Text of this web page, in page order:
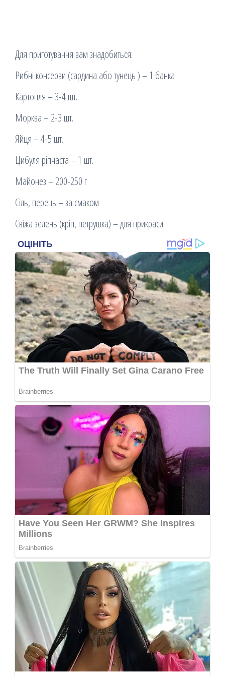
Для приготування вам знадобиться:
Рибні консерви (сардина або тунець ) – 1 банка
Картопля – 3-4 шт.
Морква – 2-3 шт.
Яйця – 4-5 шт.
Цибуля ріпчаста – 1 шт.
Майонез – 200-250 г
Сіль, перець – за смаком
Свіжа зелень (кріп, петрушка) – для прикраси